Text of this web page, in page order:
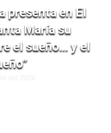
presenta en El
María su
el sueño… y el